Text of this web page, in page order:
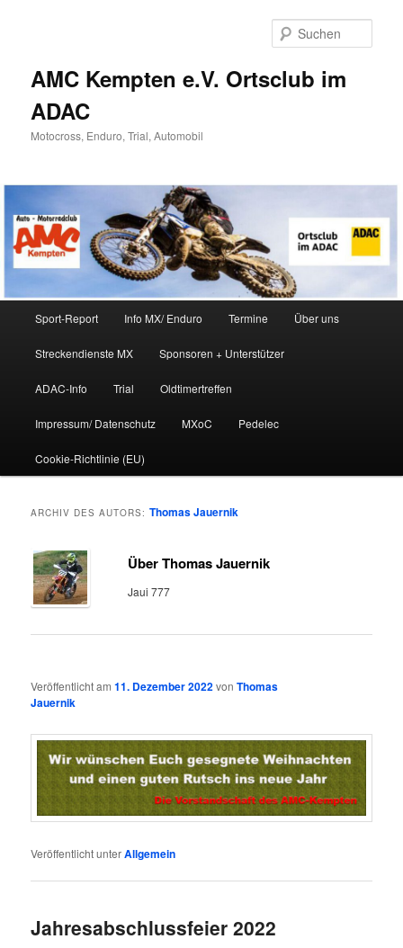
AMC Kempten e.V. Ortsclub im
ADAC
Motocross, Enduro, Trial, Automobil
Sport-Report Info MX/ Enduro Termine Über uns
Streckendienste MX Sponsoren + Unterstützer
ADAC-Info Trial Oldtimertreffen
Impressum/ Datenschutz MXoC Pedelec
Cookie-Richtlinie (EU)
ARCHIV DES AUTORS:Thomas Jauernik
Über Thomas Jauernik
Jaui 777
Veröffentlicht am11. Dezember 2022vonThomas
Jauernik
Veröffentlicht unterAllgemein
Jahresabschlussfeier 2022